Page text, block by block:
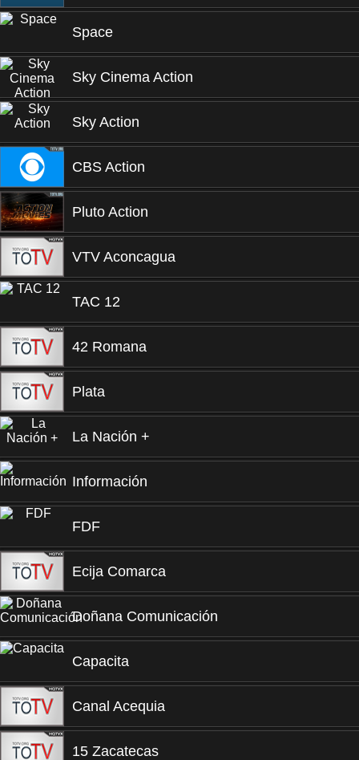
Space
Sky Cinema Action
Sky Action
CBS Action
Pluto Action
VTV Aconcagua
TAC 12
42 Romana
Plata
La Nación +
Información
FDF
Ecija Comarca
Doñana Comunicación
Capacita
Canal Acequia
15 Zacatecas